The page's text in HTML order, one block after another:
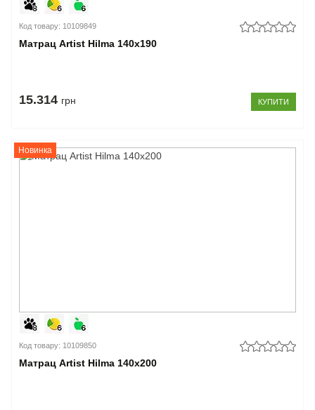
Код товару: 10109849
Матрац Artist Hilma 140x190
15.314 грн КУПИТИ
Новинка
Код товару: 10109850
Матрац Artist Hilma 140x200